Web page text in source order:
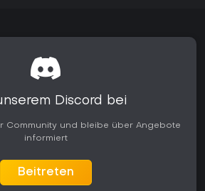
Discord bei
Community und bleibe über Angebote
informiert
Beitreten